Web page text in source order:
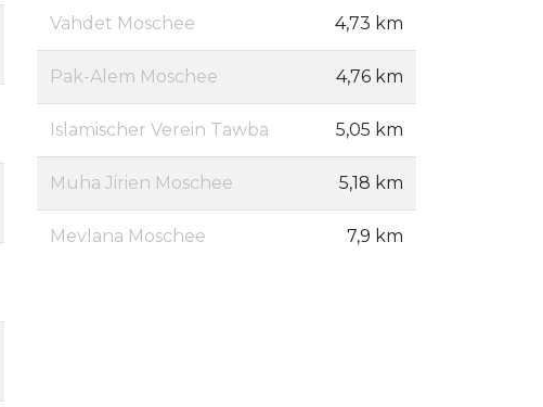
Vahdet Moschee 4,73 km
Pak-Alem Moschee 4,76 km
Islamischer Verein Tawba 5,05 km
Muha Jirien Moschee 5,18 km
Mevlana Moschee 7,9 km